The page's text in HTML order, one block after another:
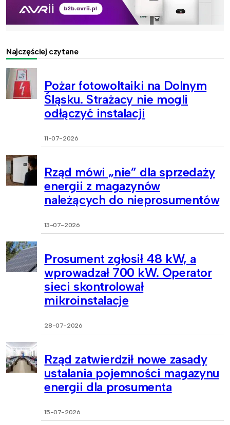
Najczęściej czytane
Pożar fotowoltaiki na Dolnym
Śląsku. Strażacy nie mogli
odłączyć instalacji
11-07-2026
Rząd mówi „nie” dla sprzedaży
energii z magazynów
należących do nieprosumentów
13-07-2026
Prosument zgłosił 48 kW, a
wprowadzał 700 kW. Operator
sieci skontrolował
mikroinstalacje
28-07-2026
Rząd zatwierdził nowe zasady
ustalania pojemności magazynu
energii dla prosumenta
15-07-2026